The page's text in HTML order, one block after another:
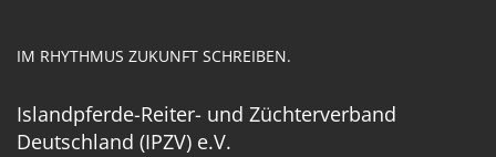
IM RHYTHMUS ZUKUNFT SCHREIBEN.
Islandpferde-Reiter- und Züchterverband
Deutschland (IPZV) e.V.